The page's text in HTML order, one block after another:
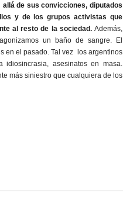
de sus convicciones, diputados
y de los grupos activistas que
al resto de la sociedad.Además,
un baño de sangre. El
en el pasado. Tal vez los argentinos
asesinatos en masa.
más siniestro que cualquiera de los